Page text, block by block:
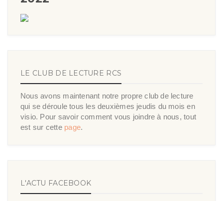
LE CLUB DE LECTURE RCS
Nous avons maintenant notre propre club de lecture
qui se déroule tous les deuxièmes jeudis du mois en
visio. Pour savoir comment vous joindre à nous, tout
est sur cette page.
L'ACTU FACEBOOK